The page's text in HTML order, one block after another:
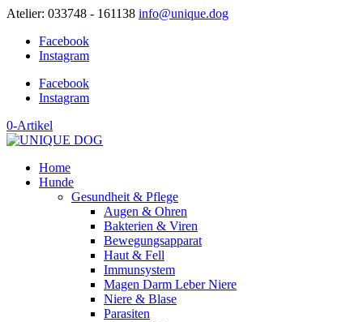
Atelier: 033748 - 161138 info@unique.dog
Facebook
Instagram
Facebook
Instagram
0-Artikel
Home
Hunde
Gesundheit & Pflege
Augen & Ohren
Bakterien & Viren
Bewegungsapparat
Haut & Fell
Immunsystem
Magen Darm Leber Niere
Niere & Blase
Parasiten